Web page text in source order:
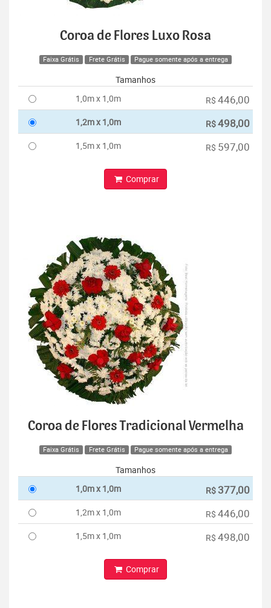
Coroa de Flores Luxo Rosa
Faixa Grátis Frete Grátis Pague somente após a entrega
Tamanhos
1,0m x 1,0m
R$ 446,00
1,2m x 1,0m R$498,00
1,5m x 1,0m R$ 597,00
Comprar
Coroa de Flores Tradicional Vermelha
Faixa Grátis Frete Grátis Pague somente após a entrega
Tamanhos
1,0m x 1,0m
R$ 377,00
1,2m x 1,0m R$ 446,00
1,5m x 1,0m R$ 498,00
Comprar